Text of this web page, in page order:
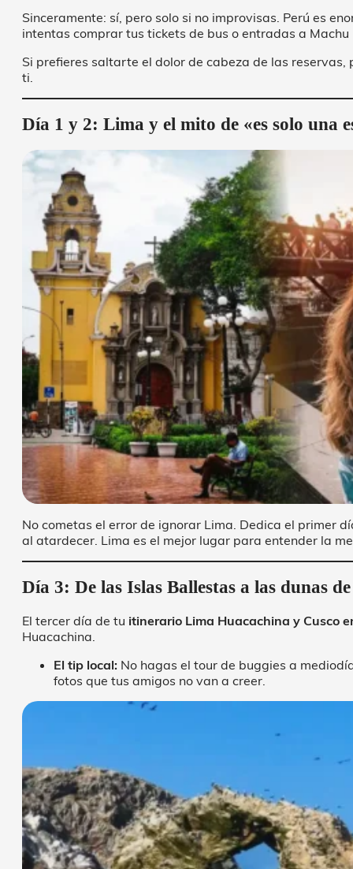
Sinceramente: sí, pero solo si no improvisas. Perú es
intentas comprar tus tickets de bus o entradas a
Si prefieres saltarte el dolor de cabeza de las
ti.
Día 1 y 2: Lima y el mito de «es solo una
No cometas el error de ignorar Lima. Dedica el primer
al atardecer. Lima es el mejor lugar para entender la
Día 3: De las Islas Ballestas a las dunas
El tercer día de tu itinerario Lima Huacachina y Cusco
Huacachina.
El tip local: No hagas el tour de buggies a
fotos que tus amigos no van a creer.